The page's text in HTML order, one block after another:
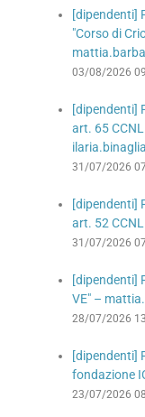
[dipendenti]
"Corso di
03/08/2026
[dipendenti]
art. 65
31/07/2026
[dipendenti]
art. 52
31/07/2026
[dipendenti]
VE" –
28/07/2026
[dipendenti]
fondazione
23/07/2026